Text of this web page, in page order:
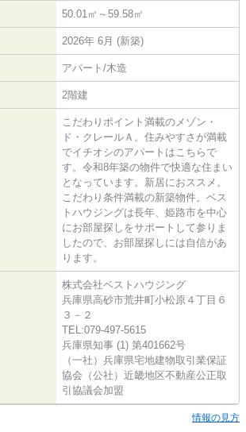
50.01㎡～59.58㎡
2026年 6月 (新築)
アパート/木造
2階建
こだわりポイント満載のメゾン・
ド・クレールＡ。住みやすさが満載
でイチオシのアパートはこちらで
す。令和8年築の物件で快適な住まい
となっています。新居におススメ。
こだわり条件満載の新築物件。ベス
トハウジングは長年、姫路市を中心
にお部屋探しをサポートして参りま
したので、お部屋探しには自信があ
ります。
株式会社ベストハウジング
兵庫県高砂市荒井町小松原４丁目６
３－２
TEL:079-497-5615
兵庫県知事 (1) 第401662号
（一社）兵庫県宅地建物取引業保証
協会（公社）近畿地区不動産公正取
引協議会加盟
情報の見方